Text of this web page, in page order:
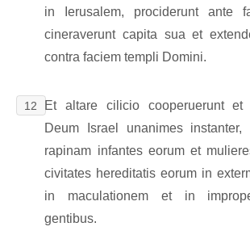
in Ierusalem, prociderunt ante
cineraverunt capita sua et
contra faciem templi Domini.
12
Et altare cilicio cooperuerunt et
Deum Israel unanimes
rapinam infantes eorum et
civitates hereditatis eorum in
in maculationem et in
gentibus.